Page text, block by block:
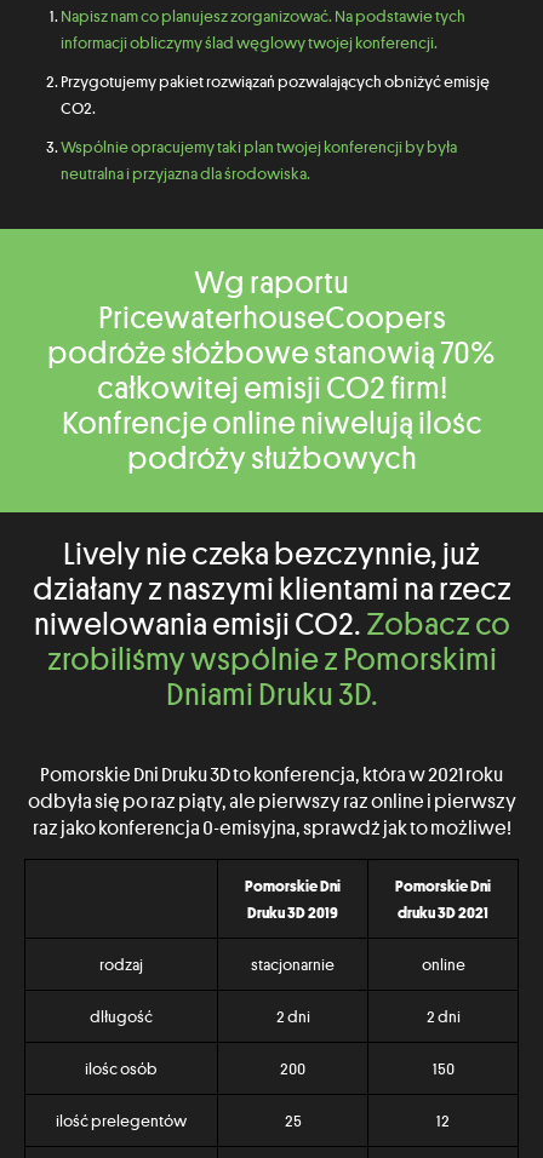
Napisz nam co planujesz zorganizować. Na podstawie tych
informacji obliczymy ślad węglowy twojej konferencji.
Przygotujemy pakiet rozwiązań pozwalających obniżyć emisję
CO2.
Wspólnie opracujemy taki plan twojej konferencji by była
neutralna i przyjazna dla środowiska.
Wg raportu
PricewaterhouseCoopers
podróże słóżbowe stanowią 70%
całkowitej emisji CO2 firm!
Konfrencje online niwelują ilośc
podróży służbowych
Lively nie czeka bezczynnie, już
działany z naszymi klientami na rzecz
niwelowania emisji CO2. Zobacz co
zrobiliśmy wspólnie z Pomorskimi
Dniami Druku 3D.
Pomorskie Dni Druku 3D to konferencja, która w 2021 roku
odbyła się po raz piąty, ale pierwszy raz online i pierwszy
raz jako konferencja 0-emisyjna, sprawdź jak to możliwe!
Pomorskie Dni
Druku 3D 2019
Pomorskie Dni
druku 3D 2021
rodzaj stacjonarnie online
dlługość 2 dni 2 dni
ilośc osób 200 150
ilość prelegentów 25 12